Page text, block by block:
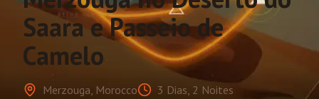
Saara e Passeio de
Camelo
Merzouga, Morocco
3 Dias, 2 Noites